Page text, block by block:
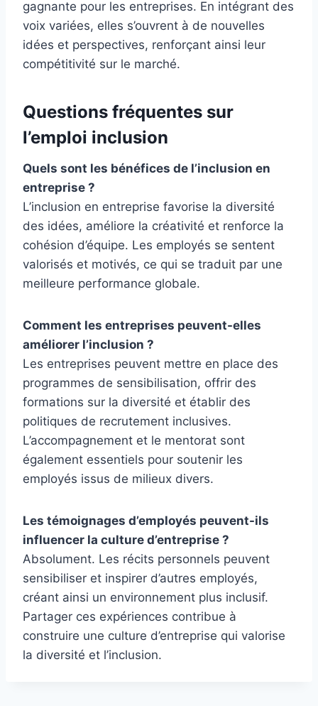
gagnante pour les entreprises. En intégrant des
voix variées, elles s’ouvrent à de nouvelles
idées et perspectives, renforçant ainsi leur
compétitivité sur le marché.
Questions fréquentes sur
l’emploi inclusion
Quels sont les bénéfices de l’inclusion en
entreprise ?
L’inclusion en entreprise favorise la diversité
des idées, améliore la créativité et renforce la
cohésion d’équipe. Les employés se sentent
valorisés et motivés, ce qui se traduit par une
meilleure performance globale.
Comment les entreprises peuvent-elles
améliorer l’inclusion ?
Les entreprises peuvent mettre en place des
programmes de sensibilisation, offrir des
formations sur la diversité et établir des
politiques de recrutement inclusives.
L’accompagnement et le mentorat sont
également essentiels pour soutenir les
employés issus de milieux divers.
Les témoignages d’employés peuvent-ils
influencer la culture d’entreprise ?
Absolument. Les récits personnels peuvent
sensibiliser et inspirer d’autres employés,
créant ainsi un environnement plus inclusif.
Partager ces expériences contribue à
construire une culture d’entreprise qui valorise
la diversité et l’inclusion.